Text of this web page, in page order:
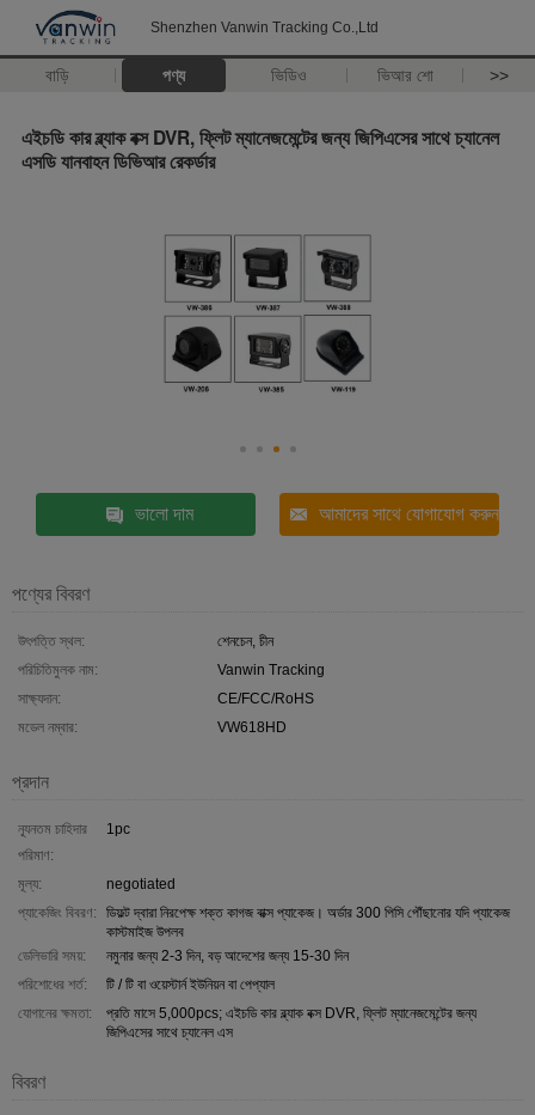
Shenzhen Vanwin Tracking Co.,Ltd
বাড়ি পণ্য ভিডিও ভিআর শো >>
এইচডি কার ব্ল্যাক বক্স DVR, ফ্লিট ম্যানেজমেন্টের জন্য জিপিএসের সাথে চ্যানেল
এসডি যানবাহন ডিভিআর রেকর্ডার
ভালো দাম আমাদের সাথে যোগাযোগ করুন
পণ্যের বিবরণ
উৎপত্তি স্থল:
শেনচেন, চীন
পরিচিতিমুলক নাম:
Vanwin Tracking
সাক্ষ্যদান:
CE/FCC/RoHS
মডেল নম্বার:
VW618HD
প্রদান
ন্যূনতম চাহিদার
পরিমাণ:
1pc
মূল্য:
negotiated
প্যাকেজিং বিবরণ:
ডিফল্ট দ্বারা নিরপেক্ষ শক্ত কাগজ বাক্স প্যাকেজ। অর্ডার 300 পিসি পৌঁছানোর যদি প্যাকেজ
কাস্টমাইজ উপলব
ডেলিভারি সময়:
নমুনার জন্য 2-3 দিন, বড় আদেশের জন্য 15-30 দিন
পরিশোধের শর্ত:
টি / টি বা ওয়েস্টার্ন ইউনিয়ন বা পেপ্যাল
যোগানের ক্ষমতা:
প্রতি মাসে 5,000pcs; এইচডি কার ব্ল্যাক বক্স DVR, ফ্লিট ম্যানেজমেন্টের জন্য
জিপিএসের সাথে চ্যানেল এস
বিবরণ